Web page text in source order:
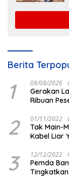
Berita
1 08/08/2026
Gerakan
Ribuan
2 01/11/2022
Tak Main-
Kabel Liar
3 12/12/2022
Pemda